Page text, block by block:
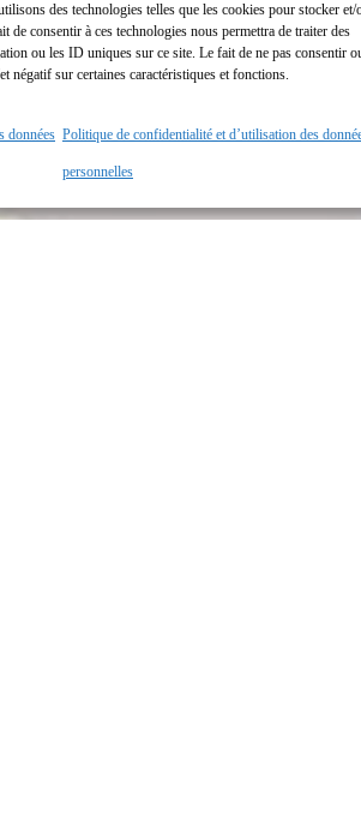
des technologies telles que les cookies pour stocker et/
de consentir à ces technologies nous permettra de traiter des
ou les ID uniques sur ce site. Le fait de ne pas consentir
négatif sur certaines caractéristiques et fonctions.
données Politique de confidentialité et d’utilisation des
personnelles